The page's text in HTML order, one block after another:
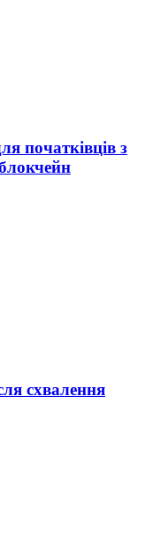
початківців з
блокчейн
схвалення